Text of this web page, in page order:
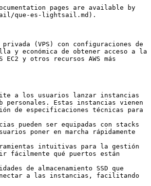
pages are available by
que-es-lightsail.md).
(VPS) con configuraciones de
y económica de obtener acceso a la
y otros recursos AWS más
a los usuarios lanzar instancias
Estas instancias vienen
de especificaciones técnicas para
pueden ser equipadas con stacks
poner en marcha rápidamente
intuitivas para la gestión
qué puertos están
de almacenamiento SSD que
a las instancias, facilitando